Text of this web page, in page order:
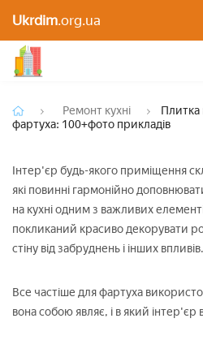
Ukrdim.org.ua
100+фото прикладів
Ремонт кухні
Плитка
фартуха: 100+фото прикладів
Інтер'єр будь-якого приміщення
які повинні гармонійно
на кухні одним з важливих
покликаний красиво декорувати
стіну від забруднень і інших впливів.
Все частіше для фартуха
вона собою являє, і в який інтер'єр